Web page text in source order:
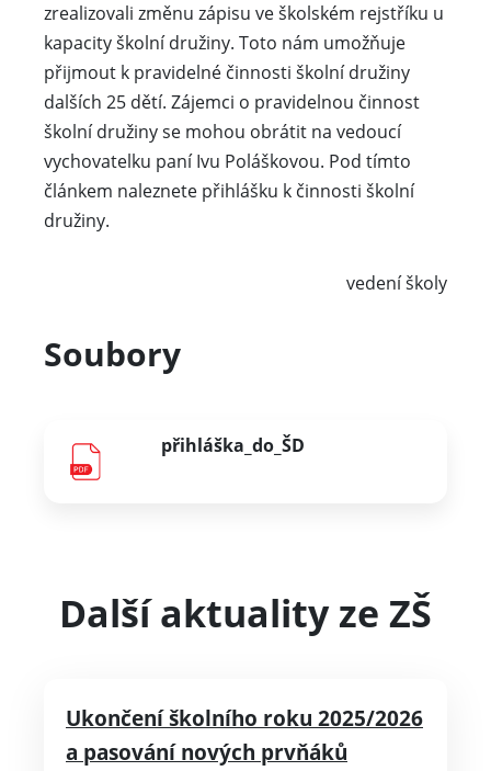
zrealizovali změnu zápisu ve školském rejstříku u
kapacity školní družiny. Toto nám umožňuje
přijmout k pravidelné činnosti školní družiny
dalších 25 dětí. Zájemci o pravidelnou činnost
školní družiny se mohou obrátit na vedoucí
vychovatelku paní Ivu Poláškovou. Pod tímto
článkem naleznete přihlášku k činnosti školní
družiny.
vedení školy
Soubory
přihláška_do_ŠD
Další aktuality ze ZŠ
Ukončení školního roku 2025/2026
a pasování nových prvňáků